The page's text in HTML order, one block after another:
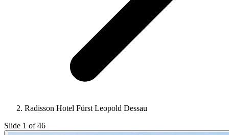
Radisson Hotel Fürst Leopold Dessau
Slide 1 of 46